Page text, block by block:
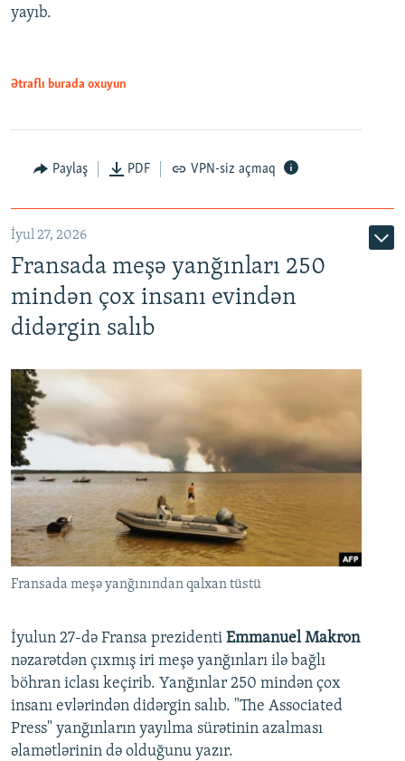
yayıb.
Ətraflı burada oxuyun
Paylaş PDF VPN-siz açmaq
İyul 27, 2026
Fransada meşə yanğınları 250
mindən çox insanı evindən
didərgin salıb
Fransada meşə yanğınından qalxan tüstü
İyulun 27-də Fransa prezidenti Emmanuel Makron
nəzarətdən çıxmış iri meşə yanğınları ilə bağlı
böhran iclası keçirib. Yanğınlar 250 mindən çox
insanı evlərindən didərgin salıb. "The Associated
Press" yanğınların yayılma sürətinin azalması
əlamətlərinin də olduğunu yazır.